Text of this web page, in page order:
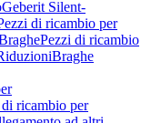
Geberit Silent-
di ricambio per
Pezzi di ricambio
Braghe
ricambio per